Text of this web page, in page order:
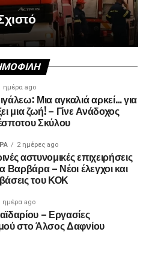
ημέρα ago
Μια αγκαλιά αρκεί… για
μια ζωή! – Γίνε Ανάδοχος
Σκύλου
2 ημέρες ago
αστυνομικές επιχειρήσεις
Βαρβάρα – Νέοι έλεγχοι και
του ΚΟΚ
ημέρα ago
– Εργασίες
στο Άλσος Δαφνίου